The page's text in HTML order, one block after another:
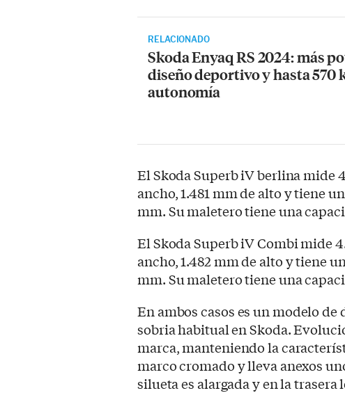
RELACIONADO
Skoda Enyaq RS 2024: más
diseño deportivo y hasta 570
autonomía
El Skoda Superb iV berlina mide
ancho, 1.481 mm de alto y tiene
mm. Su maletero tiene una
El Skoda Superb iV Combi mide
ancho, 1.482 mm de alto y tiene
mm. Su maletero tiene una
En ambos casos es un modelo
sobria habitual en Skoda.
marca, manteniendo la
marco cromado y lleva anexos
silueta es alargada y en la